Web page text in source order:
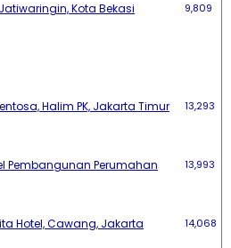
Kota Bekasi 9,809
Halim PK, Jakarta Timur 13,293
Pembangunan Perumahan 13,993
Hotel, Cawang, Jakarta
14,068